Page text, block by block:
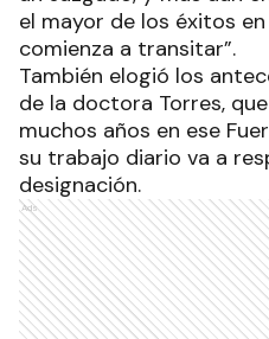
el mayor de los éxitos
comienza a transitar”.
También elogió los
de la doctora Torres,
muchos años en ese
su trabajo diario va a
designación.
Ads